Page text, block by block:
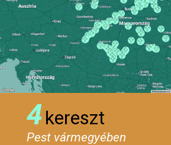
4kereszt
Pest vármegyében